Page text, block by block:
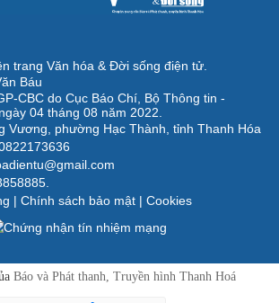
trang Văn hóa & Đời sống điện tử.
Báu
CBC do Cục Báo Chí, Bộ Thông tin -
04 tháng 08 năm 2022.
Vương, phường Hạc Thành, tỉnh Thanh Hóa
| Chính sách bảo mật | Cookies
Báo và Phát thanh, Truyền hình Thanh Hoá